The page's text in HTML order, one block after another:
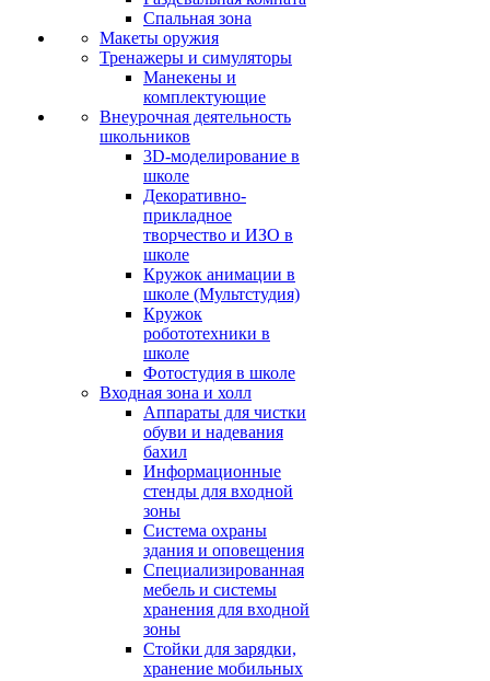
Спальная зона
Макеты оружия
Тренажеры и симуляторы
Манекены и
комплектующие
Внеурочная деятельность
школьников
3D-моделирование в
школе
Декоративно-
прикладное
творчество и ИЗО в
школе
Кружок анимации в
школе (Мультстудия)
Кружок
робототехники в
школе
Фотостудия в школе
Входная зона и холл
Аппараты для чистки
обуви и надевания
бахил
Информационные
стенды для входной
зоны
Система охраны
здания и оповещения
Специализированная
мебель и системы
хранения для входной
зоны
Стойки для зарядки,
хранение мобильных